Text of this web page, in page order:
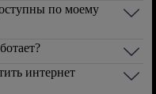
по моему
интернет